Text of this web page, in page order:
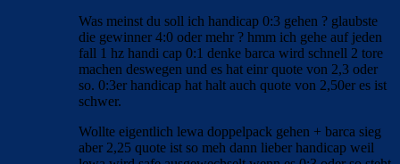
Was meinst du soll ich handicap 0:3 gehen ? glaubste
die gewinner 4:0 oder mehr ? hmm ich gehe auf jeden
fall 1 hz handi cap 0:1 denke barca wird schnell 2 tore
machen deswegen und es hat einr quote von 2,3 oder
so. 0:3er handicap hat halt auch quote von 2,50er es ist
schwer.
Wollte eigentlich lewa doppelpack gehen + barca sieg
aber 2,25 quote ist so meh dann lieber handicap weil